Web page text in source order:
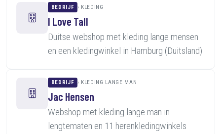
BEDRIJF KLEDING
I Love Tall
Duitse webshop met kleding lange mensen
en een kledingwinkel in Hamburg (Duitsland)
BEDRIJF KLEDING LANGE MAN
Jac Hensen
Webshop met kleding lange man in
lengtematen en 11 herenkledingwinkels